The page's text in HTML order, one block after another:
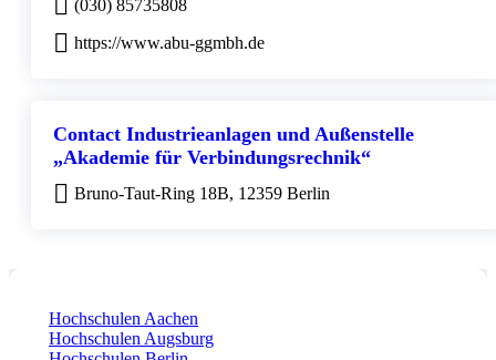
(030) 85735808
https://www.abu-ggmbh.de
Contact Industrieanlagen und Außenstelle
„Akademie für Verbindungsrechnik“
Bruno-Taut-Ring 18B, 12359 Berlin
Hochschulen Aachen
Hochschulen Augsburg